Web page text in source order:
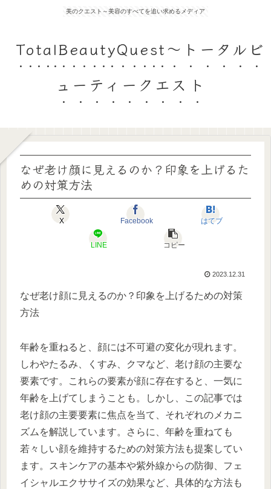
美のクエスト～美容のすべてを追い求めるメディア
TotalBeautyQuest～トータルビ
ューティークエスト
なぜ老け顔に見えるのか？印象を上げるた
めの対策方法
X Facebook はてブ
LINE コピー
2023.12.31
なぜ老け顔に見えるのか？印象を上げるための対策
方法
年齢を重ねると、顔には不可避の変化が現れます。
しわやたるみ、くすみ、クマなど、老け顔の主要な
要素です。これらの要素が顔に存在すると、一気に
年齢を上げてしまうことも。しかし、この記事では
老け顔の主要要素に焦点を当て、それぞれのメカニ
ズムを解説しています。さらに、年齢を重ねても
若々しい顔を維持するための対策方法も提案してい
ます。スキンケアの基本や紫外線からの防御、フェ
イシャルエクササイズの効果など、具体的な方法も